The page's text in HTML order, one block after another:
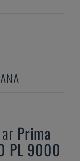
Prima
PL 9000